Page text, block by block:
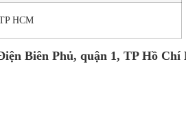
HCM
Biên Phủ, quận 1, TP Hồ Chí